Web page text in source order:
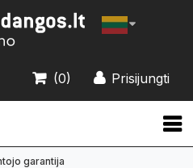
Prisijungti
(0)
garantija